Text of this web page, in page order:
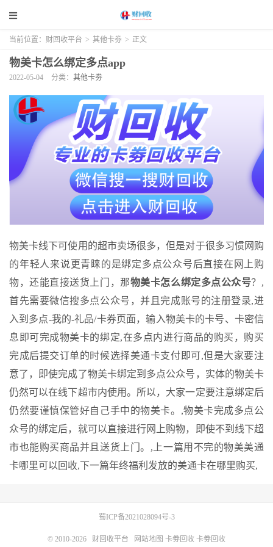
当前位置： 财回收平台 > 其他卡劵 > 正文
物美卡怎么绑定多点app
2022-05-04 分类： 其他卡劵
物美卡线下可使用的超市卖场很多，但是对于很多习惯网购
的年轻人来说更青睐的是绑定多点公众号后直接在网上购
物，还能直接送货上门，那物美卡怎么绑定多点公众号？,
首先需要微信搜多点公众号，并且完成账号的注册登录,进
入到多点-我的-礼品/卡券页面，输入物美卡的卡号、卡密信
息即可完成物美卡的绑定,在多点内进行商品的购买，购买
完成后提交订单的时候选择美通卡支付即可,但是大家要注
意了，即使完成了物美卡绑定到多点公众号，实体的物美卡
仍然可以在线下超市内使用。所以，大家一定要注意绑定后
仍然要谨慎保管好自己手中的物美卡。,物美卡完成多点公
众号的绑定后，就可以直接进行网上购物，即使不到线下超
市也能购买商品并且送货上门。, 上一篇用不完的物美美通
卡哪里可以回收,下一篇年终福利发放的美通卡在哪里购买,
蜀ICP备2021028094号-3
© 2010-2026 财回收平台 网站地图 卡劵回收 卡劵回收